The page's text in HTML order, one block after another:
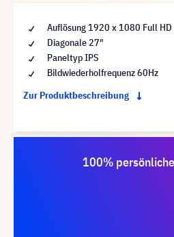
Auflösung 1920 x 1080 Full HD
Diagonale 27"
Paneltyp IPS
Bildwiederholfrequenz 60Hz
Zur Produktbeschreibung
100%